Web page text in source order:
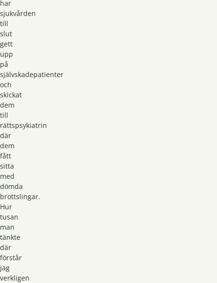
har
sjukvården
till
slut
gett
upp
på
självskadepatienter
och
skickat
dem
till
rättspsykiatrin
där
dem
fått
sitta
med
dömda
brottslingar.
Hur
tusan
man
tänkte
där
förstår
jag
verkligen